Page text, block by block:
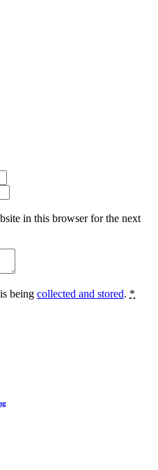
in this browser for the next
being collected and stored. *